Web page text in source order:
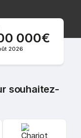
000€
2026
souhaitez-